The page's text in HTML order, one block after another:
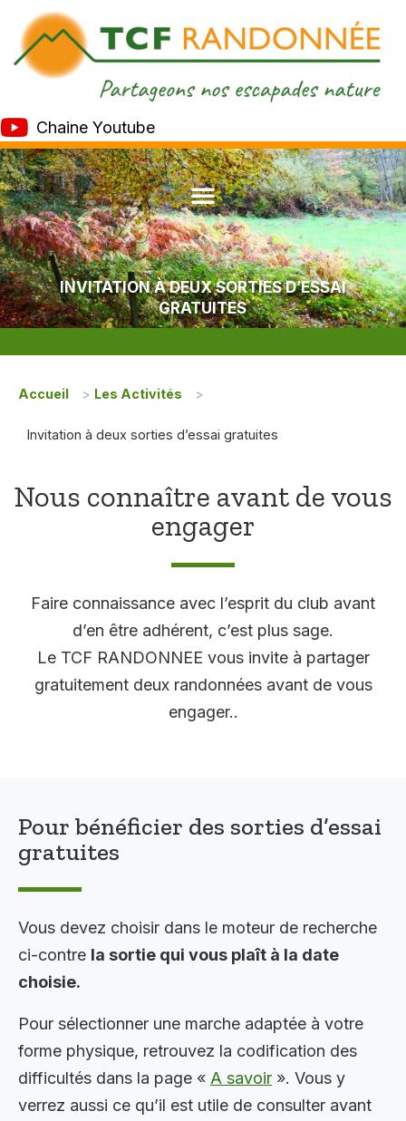
Chaine Youtube
INVITATION À DEUX SORTIES D’ESSAI
GRATUITES
Accueil > Les Activités >
Invitation à deux sorties d’essai gratuites
Nous connaître avant de vous
engager
Faire connaissance avec l’esprit du club avant
d’en être adhérent, c’est plus sage.
Le TCF RANDONNEE vous invite à partager
gratuitement deux randonnées avant de vous
engager..
Pour bénéficier des sorties d’essai
gratuites
Vous devez choisir dans le moteur de recherche
ci-contre la sortie qui vous plaît à la date
choisie.
Pour sélectionner une marche adaptée à votre
forme physique, retrouvez la codification des
difficultés dans la page « A savoir ». Vous y
verrez aussi ce qu’il est utile de consulter avant